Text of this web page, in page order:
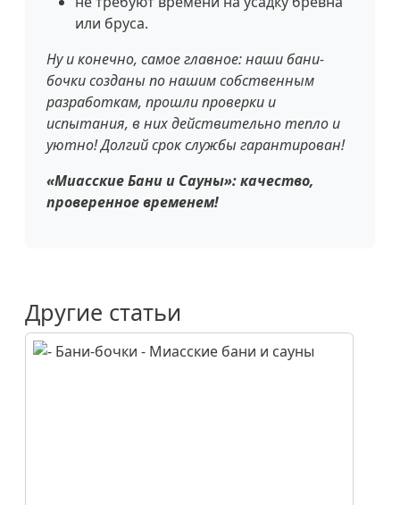
или бруса.
Ну и конечно, самое главное: наши бани-
бочки созданы по нашим собственным
разработкам, прошли проверки и
испытания, в них действительно тепло и
уютно! Долгий срок службы гарантирован!
«Миасские Бани и Сауны»: качество,
проверенное временем!
Другие статьи